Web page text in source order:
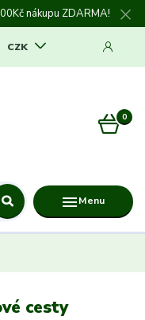
nákupu ZDARMA!
Menu
CZK
0
cesty